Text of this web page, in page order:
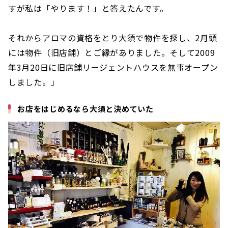
すが私は「やります！」と答えたんです。
それからアロマの資格をとり大須で物件を探し、2月頭
には物件（旧店舗）とご縁がありました。そして2009
年3月20日に旧店舗リージェントハウスを無事オープン
しました。」
お店をはじめるなら大須と決めていた